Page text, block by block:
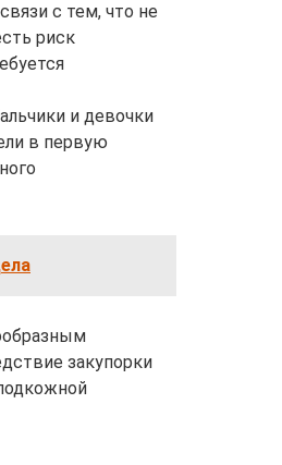
с тем, что не
риск
и девочки
в первую
закупорки